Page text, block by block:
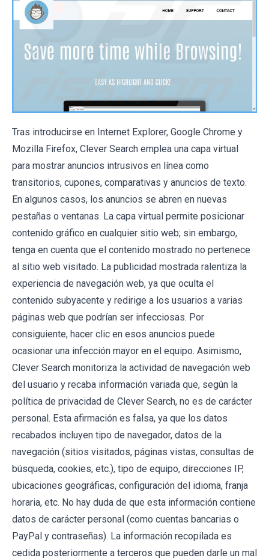
Tras introducirse en Internet Explorer, Google Chrome y
Mozilla Firefox, Clever Search emplea una capa virtual
para mostrar anuncios intrusivos en línea como
transitorios, cupones, comparativas y anuncios de texto.
En algunos casos, los anuncios se abren en nuevas
pestañas o ventanas. La capa virtual permite posicionar
contenido gráfico en cualquier sitio web; sin embargo,
tenga en cuenta que el contenido mostrado no pertenece
al sitio web visitado. La publicidad mostrada ralentiza la
experiencia de navegación web, ya que oculta el
contenido subyacente y redirige a los usuarios a varias
páginas web que podrían ser infecciosas. Por
consiguiente, hacer clic en esos anuncios puede
ocasionar una infección mayor en el equipo. Asimismo,
Clever Search monitoriza la actividad de navegación web
del usuario y recaba información variada que, según la
política de privacidad de Clever Search, no es de carácter
personal. Esta afirmación es falsa, ya que los datos
recabados incluyen tipo de navegador, datos de la
navegación (sitios visitados, páginas vistas, consultas de
búsqueda, cookies, etc.), tipo de equipo, direcciones IP,
ubicaciones geográficas, configuración del idioma, franja
horaria, etc. No hay duda de que esta información contiene
datos de carácter personal (como cuentas bancarias o
PayPal y contraseñas). La información recopilada es
cedida posteriormente a terceros que pueden darle un mal